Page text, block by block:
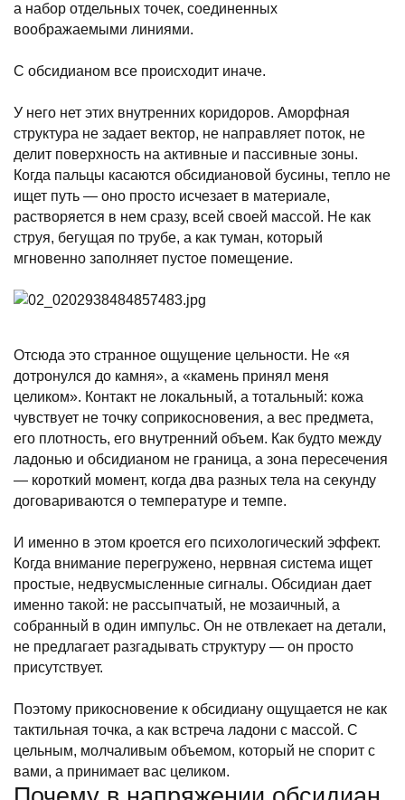
а набор отдельных точек, соединенных
воображаемыми линиями.
С обсидианом все происходит иначе.
У него нет этих внутренних коридоров. Аморфная
структура не задает вектор, не направляет поток, не
делит поверхность на активные и пассивные зоны.
Когда пальцы касаются обсидиановой бусины, тепло не
ищет путь — оно просто исчезает в материале,
растворяется в нем сразу, всей своей массой. Не как
струя, бегущая по трубе, а как туман, который
мгновенно заполняет пустое помещение.
Отсюда это странное ощущение цельности. Не «я
дотронулся до камня», а «камень принял меня
целиком». Контакт не локальный, а тотальный: кожа
чувствует не точку соприкосновения, а вес предмета,
его плотность, его внутренний объем. Как будто между
ладонью и обсидианом не граница, а зона пересечения
— короткий момент, когда два разных тела на секунду
договариваются о температуре и темпе.
И именно в этом кроется его психологический эффект.
Когда внимание перегружено, нервная система ищет
простые, недвусмысленные сигналы. Обсидиан дает
именно такой: не рассыпчатый, не мозаичный, а
собранный в один импульс. Он не отвлекает на детали,
не предлагает разгадывать структуру — он просто
присутствует.
Поэтому прикосновение к обсидиану ощущается не как
тактильная точка, а как встреча ладони с массой. С
цельным, молчаливым объемом, который не спорит с
вами, а принимает вас целиком.